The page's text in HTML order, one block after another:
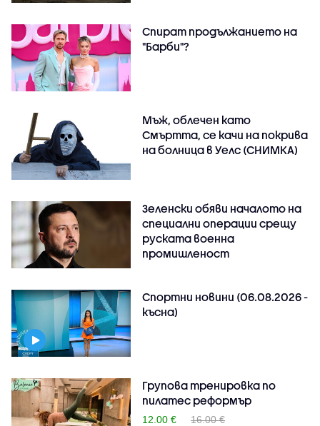
Спират продължанието на
"Барби"?
Мъж, облечен като
Смъртта, се качи на покрива
на болница в Уелс (СНИМКА)
Зеленски обяви началото на
специални операции срещу
руската военна
промишленост
Спортни новини (06.08.2026 -
късна)
Групова тренировка по
пилатес реформър
12.00 €
16.00 €